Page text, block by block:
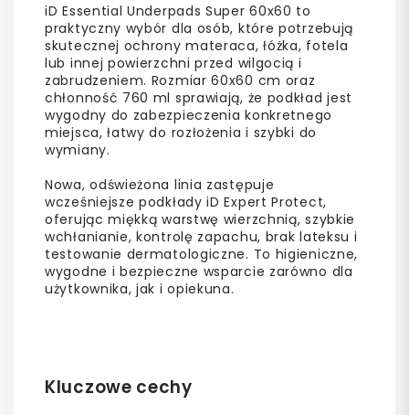
iD Essential Underpads Super 60x60 to
praktyczny wybór dla osób, które potrzebują
skutecznej ochrony materaca, łóżka, fotela
lub innej powierzchni przed wilgocią i
zabrudzeniem. Rozmiar 60x60 cm oraz
chłonność 760 ml sprawiają, że podkład jest
wygodny do zabezpieczenia konkretnego
miejsca, łatwy do rozłożenia i szybki do
wymiany.
Nowa, odświeżona linia zastępuje
wcześniejsze podkłady iD Expert Protect,
oferując miękką warstwę wierzchnią, szybkie
wchłanianie, kontrolę zapachu, brak lateksu i
testowanie dermatologiczne. To higieniczne,
wygodne i bezpieczne wsparcie zarówno dla
użytkownika, jak i opiekuna.
Kluczowe cechy